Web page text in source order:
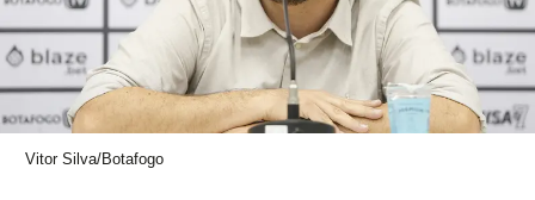
Vitor Silva/Botafogo